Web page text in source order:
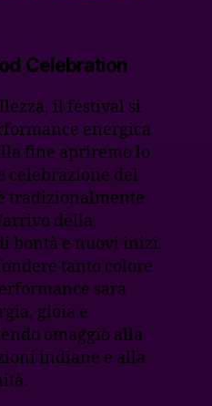
Celebration
il festival si
energica
fine apriremo lo
celebrazione del
tradizionalmente
della
bontà e nuovi inizi.
tanto colore
sara
gioia e
omaggio alla
indiane e alla